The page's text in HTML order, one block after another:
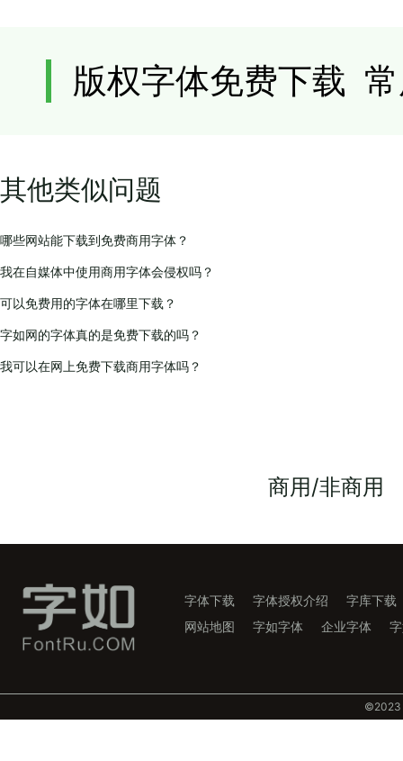
其他类似问题
哪些网站能下载到免费商用字体？
我在自媒体中使用商用字体会侵权吗？
可以免费用的字体在哪里下载？
字如网的字体真的是免费下载的吗？
我可以在网上免费下载商用字体吗？
商用/非商用
字体下载 字体授权介绍
字库下载
网站地图
字如字体 企业字体
©️2023